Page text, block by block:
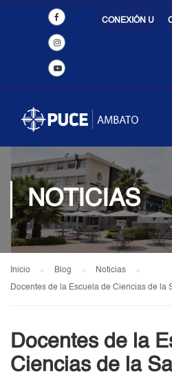
CONEXIÓN U
NOTICIAS
Inicio Blog Noticias
Docentes de la Escuela de Ciencias de la
Docentes de la
Ciencias de la